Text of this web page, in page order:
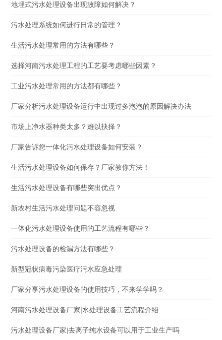
地埋式污水处理设备出现故障如何解决？
污水处理系统如何进行日常的管理？
生活污水处理常用的方法有哪些？
选择河南污水处理工程的工艺要考虑哪些因素？
工业污水处理常用的方法都有哪些？
厂家分析污水处理设备运行中出现过多泡泡的原因解决办法
市场上净水器种类太多？难以抉择？
厂家告诉您一体化污水处理设备如何安装？
生活污水处理设备如何保存？厂家教你方法！
生活污水处理设备有哪些突出优点？
新农村生活污水处理问题不容忽视
一体化污水处理设备使用的工艺流程有哪些？
污水处理设备的检漏方法有哪些？
新型冠状病毒污染医疗污水应急处理
厂家分享污水处理设备的使用技巧，不来学学吗？
河南污水处理设备厂家|水处理设备工艺流程介绍
污水处理设备厂家|去离子纯水设备可以用于工业生产吗